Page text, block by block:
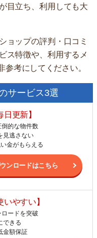
目立ち、利用しても大
ョップの評判・口コミ
ス特徴や、利用するメ
参考にしてください。
サービス3選
日更新】
倒的な物件数
見逃さない
金がもらえる
ンロードはこちら
いやすい】
ロードを突破
できる
金額保証